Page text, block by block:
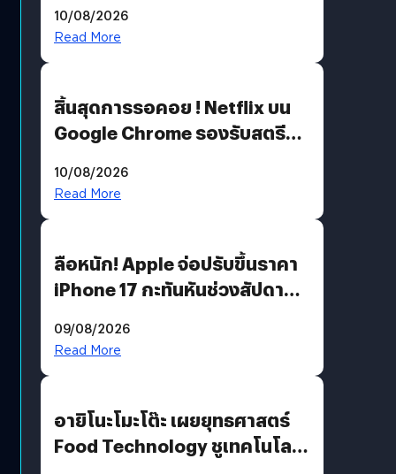
เติมเต็มความหมายวันแม่ปีนี้
10/08/2026
Read More
สิ้นสุดการรอคอย ! Netflix บน
Google Chrome รองรับสตรีม
เงื่อนไขที่กำหนด
10/08/2026
Read More
ลือหนัก! Apple จ่อปรับขึ้นราคา
iPhone 17 กะทันหันช่วงสัปดาห์ที่
09/08/2026
Read More
อายิโนะโมะโต๊ะ เผยยุทธศาสตร์
Food Technology ชูเทคโนโลยี